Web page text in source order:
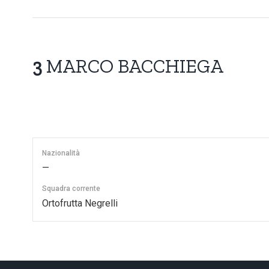
3MARCO BACCHIEGA
Nazionalità
—
Squadra corrente
Ortofrutta Negrelli